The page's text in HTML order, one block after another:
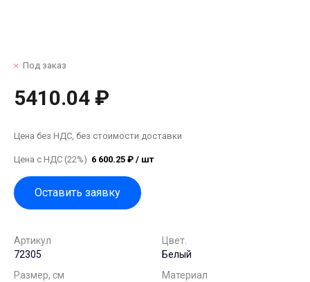
Под заказ
5410.04 ₽
Цена без НДС, без стоимости доставки
Цена с НДС (22%) 6 600.25 ₽ / шт
Оставить заявку
Артикул
72305
Цвет.
Белый
Размер, см
Материал